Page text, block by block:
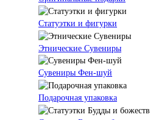
Статуэтки и фигурки
Этнические Сувениры
Сувениры Фен-шуй
Подарочная упаковка